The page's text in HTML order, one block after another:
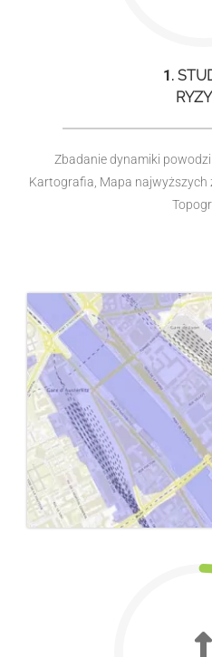
1.
Zbadanie dynamiki
Kartografia, Mapa najwyższych